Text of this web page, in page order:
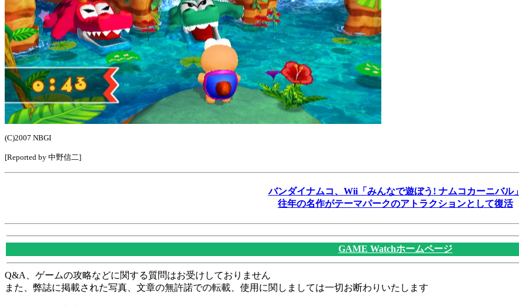
(C)2007 NBGI
[Reported by 中野信二]
バンダイナムコ、Wii「みんなで遊ぼう! ナムコカーニバル」
往年の名作がテーマパークのアトラクションとして復活
GAME Watchホームページ
Q&A、ゲームの攻略などに関する質問はお受けしておりません
また、弊誌に掲載された写真、文章の無許諾での転載、使用に関しましては一切お断わりいたします